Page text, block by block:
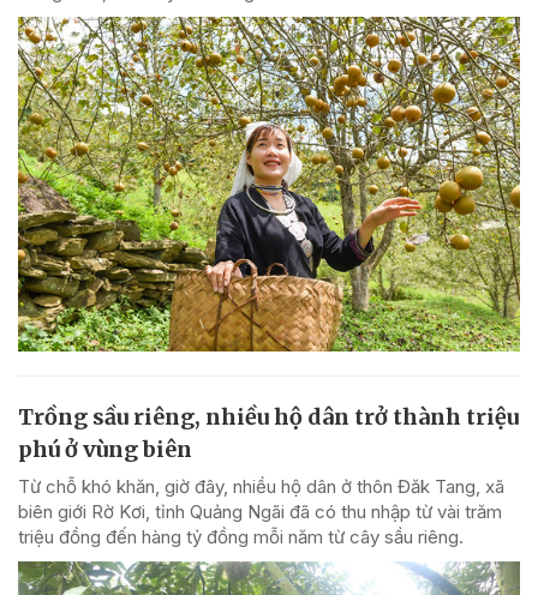
Trồng sầu riêng, nhiều hộ dân trở thành triệu
phú ở vùng biên
Từ chỗ khó khăn, giờ đây, nhiều hộ dân ở thôn Đăk Tang, xã
biên giới Rờ Kơi, tỉnh Quảng Ngãi đã có thu nhập từ vài trăm
triệu đồng đến hàng tỷ đồng mỗi năm từ cây sầu riêng.